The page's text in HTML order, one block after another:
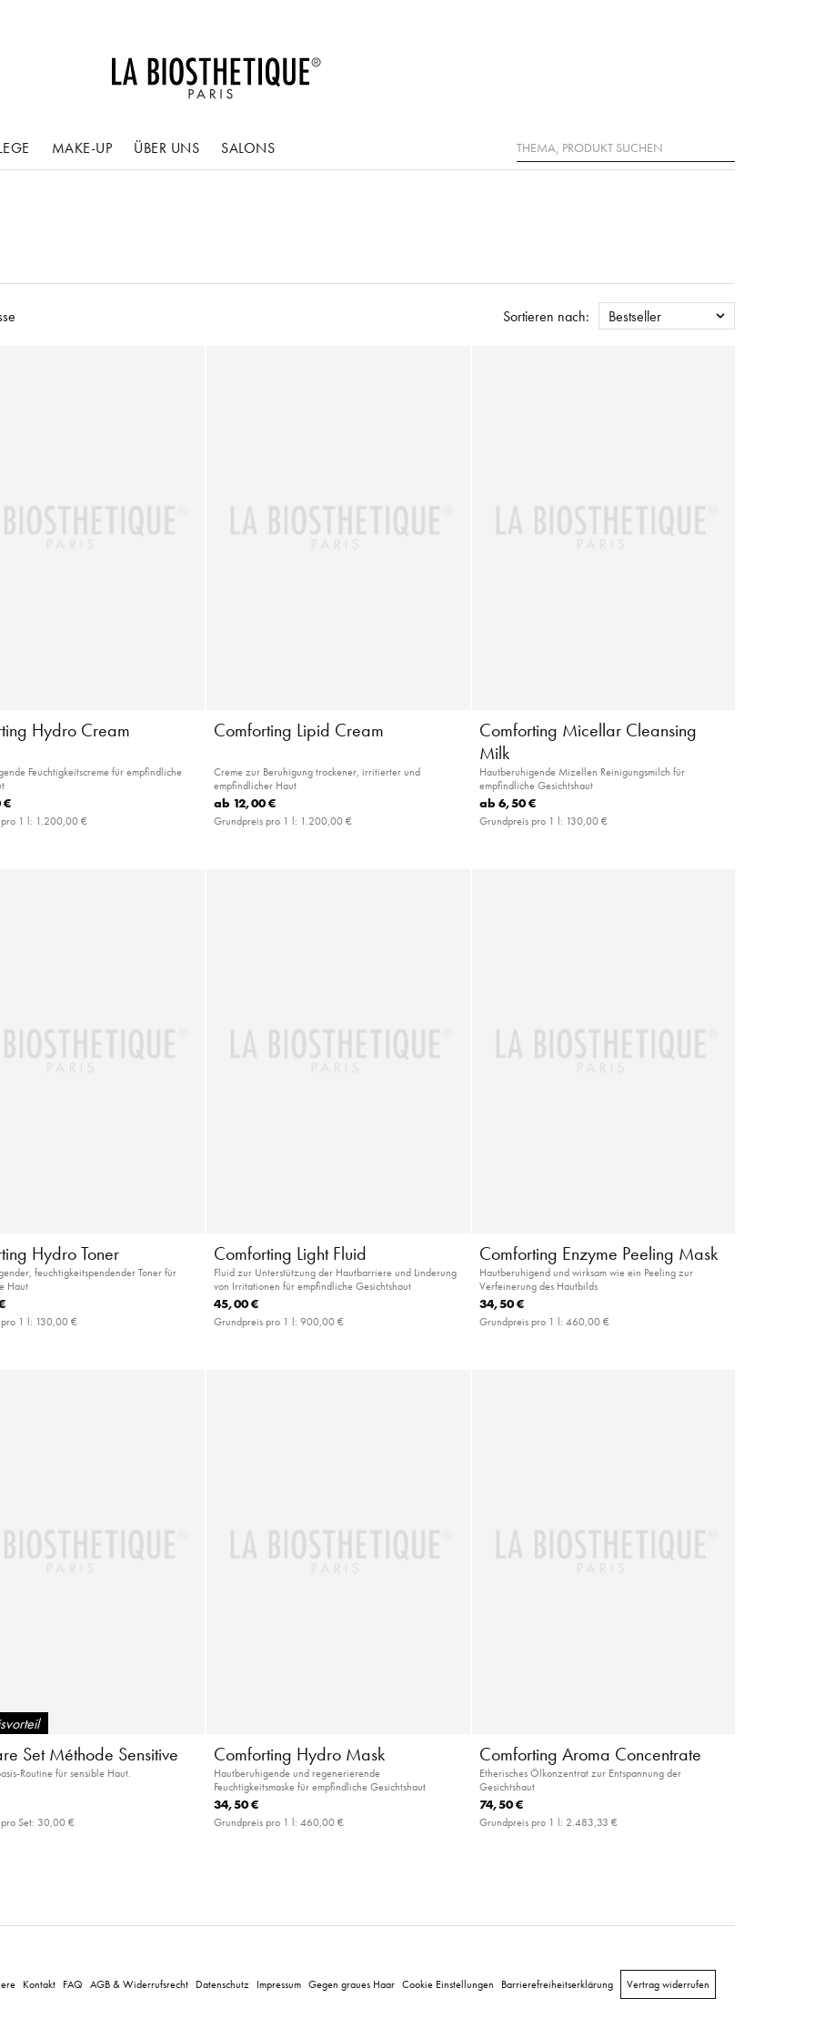
MAKE-UP ÜBER UNS SALONS Suche
Sortieren nach: Bestseller
Hydro Cream
Feuchtigkeitscreme für empfindliche
€
1 l: 1.200,00 €
Comforting Lipid Cream
Creme zur Beruhigung trockener, irritierter und
empfindlicher Haut
ab 12,00 €
Grundpreis pro 1 l: 1.200,00 €
Comforting Micellar Cleansing
Milk
Hautberuhigende Mizellen Reinigungsmilch für
empfindliche Gesichtshaut
ab 6,50 €
Grundpreis pro 1 l: 130,00 €
Hydro Toner
feuchtigkeitspendender Toner für
Haut
1 l: 130,00 €
Comforting Light Fluid
Fluid zur Unterstützung der Hautbarriere und Linderung
von Irritationen für empfindliche Gesichtshaut
45,00 €
Grundpreis pro 1 l:900,00 €
Comforting Enzyme Peeling Mask
Hautberuhigend und wirksam wie ein Peeling zur
Verfeinerung des Hautbilds
34,50 €
Grundpreis pro 1 l: 460,00 €
Set Méthode Sensitive
Routine für sensible Haut.
Set: 30,00 €
Comforting Hydro Mask
Hautberuhigende und regenerierende
Feuchtigkeitsmaske für empfindliche Gesichtshaut
34,50 €
Grundpreis pro 1 l:460,00 €
Comforting Aroma Concentrate
Etherisches Ölkonzentrat zur Entspannung der
Gesichtshaut
74,50 €
Grundpreis pro 1 l: 2.483,33 €
Kontakt FAQ AGB & Widerrufsrecht Datenschutz Impressum Gegen graues Haar Cookie Einstellungen Barrierefreiheitserklärung Vertrag widerrufen